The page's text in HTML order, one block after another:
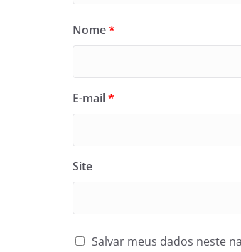
Nome*
E-mail*
Site
Salvar meus dados neste